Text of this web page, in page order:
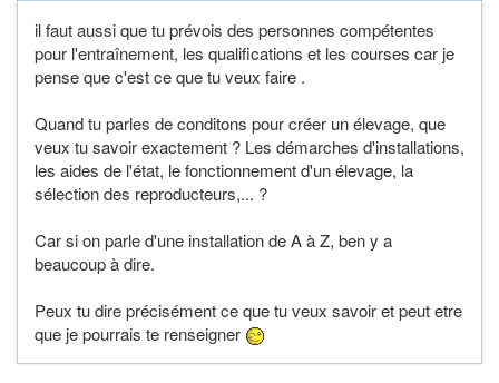
il faut aussi que tu prévois des personnes compétentes
pour l'entraînement, les qualifications et les courses car je
pense que c'est ce que tu veux faire .
Quand tu parles de conditons pour créer un élevage, que
veux tu savoir exactement ? Les démarches d'installations,
les aides de l'état, le fonctionnement d'un élevage, la
sélection des reproducteurs,... ?
Car si on parle d'une installation de A à Z, ben y a
beaucoup à dire.
Peux tu dire précisément ce que tu veux savoir et peut etre
que je pourrais te renseigner